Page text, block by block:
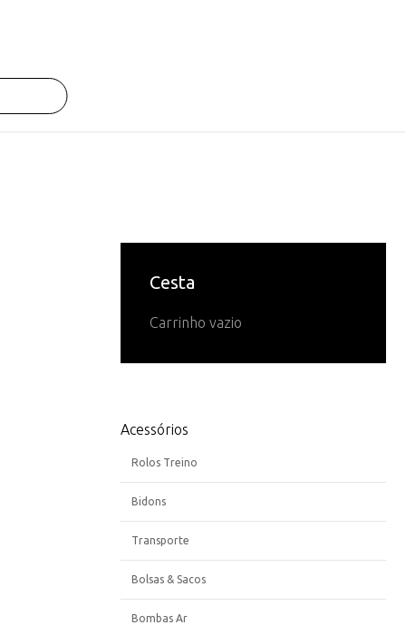
Cesta
Carrinho vazio
Acessórios
Rolos Treino
Bidons
Transporte
Bolsas & Sacos
Bombas Ar